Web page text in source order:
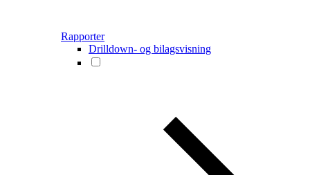
Rapporter
Drilldown- og bilagsvisning